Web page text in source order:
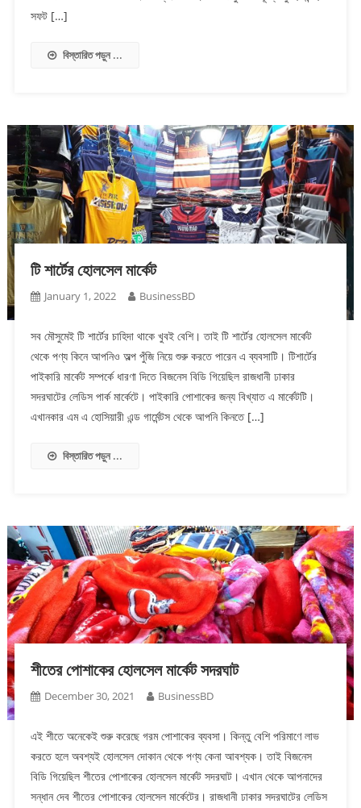
সফট […]
বিস্তারিত পড়ুন ...
টি শার্টের হোলসেল মার্কেট
January 1, 2022 BusinessBD
সব মৌসুমেই টি শার্টের চাহিদা থাকে খুবই বেশি। তাই টি শার্টের হোলসেল মার্কেট
থেকে পণ্য কিনে আপনিও অল্প পুঁজি নিয়ে শুরু করতে পারেন এ ব্যবসাটি। টিশার্টের
পাইকারি মার্কেট সম্পর্কে ধারণা দিতে বিজনেস বিডি গিয়েছিল রাজধানী ঢাকার
সদরঘাটের লেডিস পার্ক মার্কেটে। পাইকারি পোশাকের জন্য বিখ্যাত এ মার্কেটটি।
এখানকার এম এ হোসিয়ারী এন্ড গার্মেন্টস থেকে আপনি কিনতে […]
বিস্তারিত পড়ুন ...
শীতের পোশাকের হোলসেল মার্কেট সদরঘাট
December 30, 2021 BusinessBD
এই শীতে অনেকেই শুরু করেছে গরম পোশাকের ব্যবসা। কিন্তু বেশি পরিমাণে লাভ
করতে হলে অবশ্যই হোলসেল দোকান থেকে পণ্য কেনা আবশ্যক। তাই বিজনেস
বিডি গিয়েছিল শীতের পোশাকের হোলসেল মার্কেট সদরঘাট। এখান থেকে আপনাদের
সন্ধান দেব শীতের পোশাকের হোলসেল মার্কেটের। রাজধানী ঢাকার সদরঘাটের লেডিস